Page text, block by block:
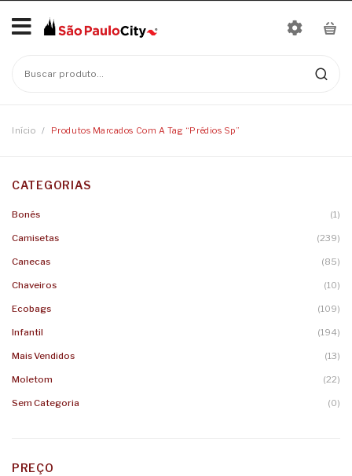
Bonés
Baby Look
Moletons
Camisetas Infantis
Chaveiros
Ecobags
Início / Produtos Marcados Com A Tag “prédios Sp”
CATEGORIAS
Bonés (1)
Camisetas (239)
Canecas (85)
Chaveiros (10)
Ecobags (109)
Infantil (194)
Mais Vendidos (13)
Moletom (22)
Sem Categoria (0)
PREÇO